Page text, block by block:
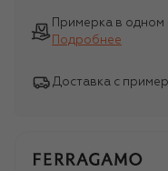
Примерка в одном
Подробнее
Доставка с